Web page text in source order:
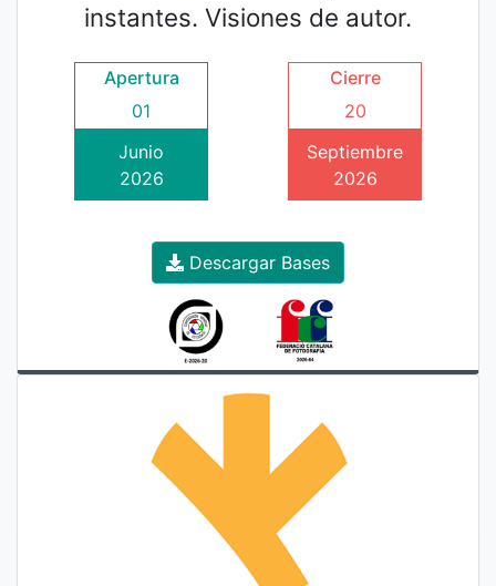
instantes. Visiones de autor.
Apertura
01
Junio
2026
Cierre
20
Septiembre
2026
Descargar Bases